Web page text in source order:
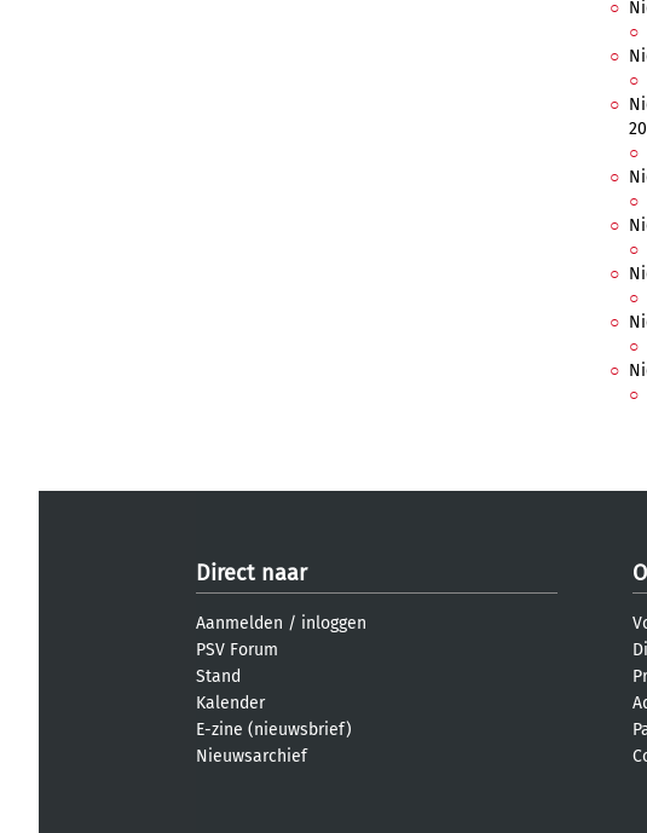
Direct naar
Aanmelden / inloggen
PSV Forum
Stand
Kalender
E-zine (nieuwsbrief)
Nieuwsarchief